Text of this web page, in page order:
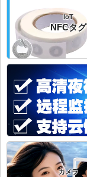
IoT
NFCタグ
カメラ